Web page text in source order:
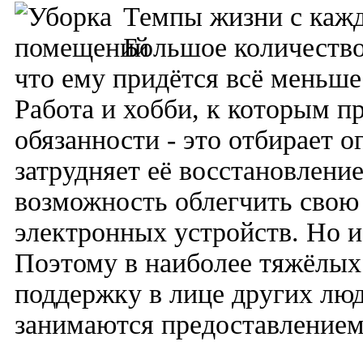
Темпы жизни с
Большое
что ему придётся всё
Работа и хобби, к которым
обязанности - это отбирает
затрудняет её
возможность облегчить
электронных устройств. Но
Поэтому в наиболее
поддержку в лице других
занимаются